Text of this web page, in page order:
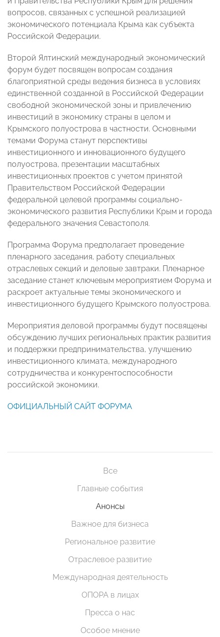
вопросов, связанных с успешной реализацией
экономического потенциала Крыма как субъекта
Российской Федерации.
Второй Ялтинский международный экономический
форум будет посвящен вопросам создания
благоприятной среды ведения бизнеса в условиях
единственной созданной в Российской Федерации
свободной экономической зоны и привлечению
инвестиций в экономику страны в целом и
Крымского полуострова в частности. Основными
темами Форума станут перспективы
инвестиционного и инновационного будущего
полуострова, презентации масштабных
инвестиционных проектов с учетом принятой
Правительством Российской Федерации
федеральной целевой программы социально-
экономического развития Республики Крым и города
федерального значения Севастополя.
Программа Форума предполагает проведение
пленарного заседания, работу специальных
отраслевых секций и деловые завтраки. Пленарное
заседание станет ключевым мероприятием Форума и
раскроет актуальные темы экономического и
инвестиционного будущего Крымского полуострова.
Мероприятия деловой программы будут посвящены
обсуждению лучших региональных практик развития
и поддержки предпринимательства, улучшению
инвестиционного климата, международного
сотрудничества и конкурентоспособности
российской экономики.
ОФИЦИАЛЬНЫЙ САЙТ ФОРУМА
Все
Главные события
Анонсы
Важное для бизнеса
Региональное развитие
Отраслевое развитие
Международная деятельность
ОПОРА в лицах
Пресса о нас
Особое мнение